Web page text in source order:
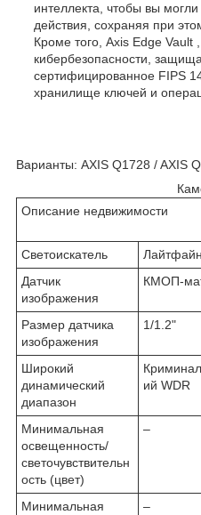
интеллекта, чтобы вы
действия, сохраняя при
Кроме того, Axis Edge
кибербезопасности,
сертифицированное FIPS
хранилище ключей и
Варианты: AXIS Q1728 / AXIS
Описание недвижимости
Светоискатель
Датчик
изображения
КМОП-
Размер датчика
изображения
1/1.2"
Широкий
динамический
диапазон
ий WDR
Минимальная
освещенность/
светочувствительн
ость (цвет)
–
Минимальная
–